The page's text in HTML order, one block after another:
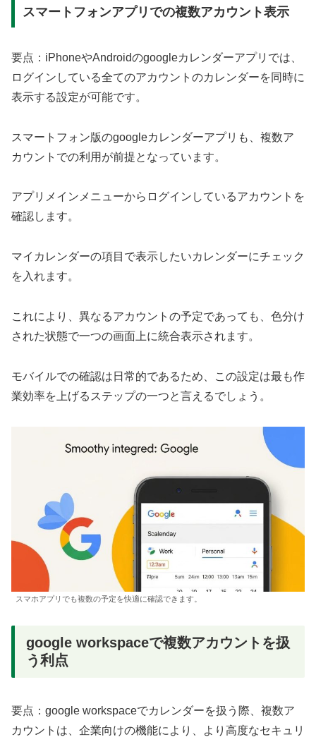
スマートフォンアプリでの複数アカウント表示
要点：iPhoneやAndroidのgoogleカレンダーアプリでは、
ログインしている全てのアカウントのカレンダーを同時に
表示する設定が可能です。
スマートフォン版のgoogleカレンダーアプリも、複数ア
カウントでの利用が前提となっています。
アプリメインメニューからログインしているアカウントを
確認します。
マイカレンダーの項目で表示したいカレンダーにチェック
を入れます。
これにより、異なるアカウントの予定であっても、色分け
された状態で一つの画面上に統合表示されます。
モバイルでの確認は日常的であるため、この設定は最も作
業効率を上げるステップの一つと言えるでしょう。
スマホアプリでも複数の予定を快適に確認できます。
google workspaceで複数アカウントを扱
う利点
要点：google workspaceでカレンダーを扱う際、複数ア
カウントは、企業向けの機能により、より高度なセキュリ